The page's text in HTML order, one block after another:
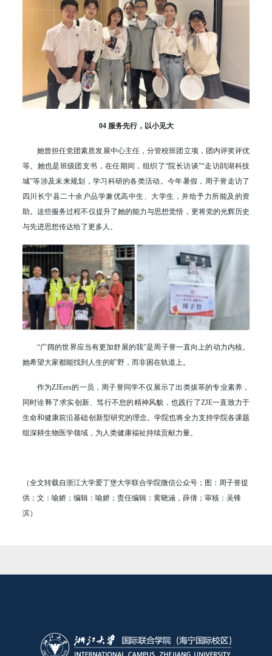
04 服务先行，以小见大
她曾担任党团素质发展中心主任，分管校班团立项，团内评奖评优
等。她也是班级团支书，在任期间，组织了“院长访谈”“走访鹃湖科技
城”等涉及未来规划，学习科研的各类活动。今年暑假，周子誉走访了
四川长宁县二十余户品学兼优高中生、大学生，并给予力所能及的资
助。这些服务过程不仅提升了她的能力与思想觉悟，更将党的光辉历史
与先进思想传达给了更多人。
“广阔的世界应当有更加舒展的我”是周子誉一直向上的动力内核。
她希望大家都能找到人生的旷野，而非困在轨道上。
作为ZJEers的一员，周子誉同学不仅展示了出类拔萃的专业素养，
同时诠释了求实创新、笃行不怠的精神风貌，也践行了ZJE一直致力于
生命和健康前沿基础创新型研究的理念。学院也将全力支持学院各课题
组深耕生物医学领域，为人类健康福祉持续贡献力量。
（全文转载自浙江大学爱丁堡大学联合学院微信公众号；图：周子誉提
供；文：喻娇；编辑：喻娇；责任编辑：黄晓涵，薛倩；审核：吴锋
滨）